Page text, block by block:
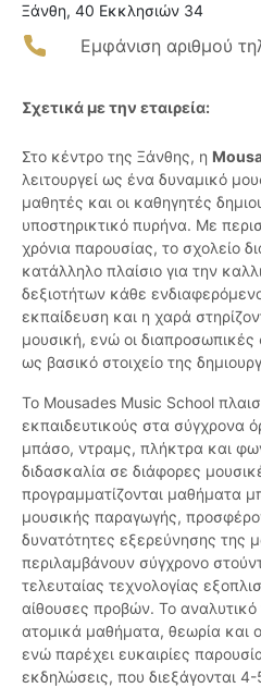
Ξάνθη, 40 Εκκλησιών 34
Εμφάνιση αριθμού
Σχετικά με την εταιρεία:
Στο κέντρο της Ξάνθης, η
λειτουργεί ως ένα δυναμικό
μαθητές και οι καθηγητές
υποστηρικτικό πυρήνα. Με
χρόνια παρουσίας, το σχολείο
κατάλληλο πλαίσιο για την
δεξιοτήτων κάθε
εκπαίδευση και η χαρά
μουσική, ενώ οι διαπροσωπικές
ως βασικό στοιχείο της
Το Mousades Music School
εκπαιδευτικούς στα σύγχρονα
μπάσο, ντραμς, πλήκτρα και
διδασκαλία σε διάφορες
προγραμματίζονται μαθήματα
μουσικής παραγωγής,
δυνατότητες εξερεύνησης της
περιλαμβάνουν σύγχρονο
τελευταίας τεχνολογίας
αίθουσες προβών. Το
ατομικά μαθήματα, θεωρία και
ενώ παρέχει ευκαιρίες
εκδηλώσεις, που διεξάγονται